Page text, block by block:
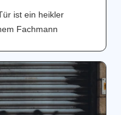
ist ein heikler
Fachmann